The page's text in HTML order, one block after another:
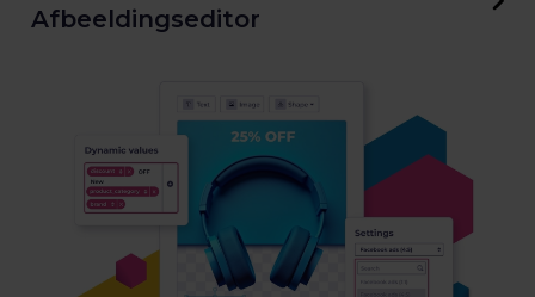
Afbeeldingseditor